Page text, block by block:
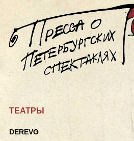
ТЕАТРЫ
DEREVO